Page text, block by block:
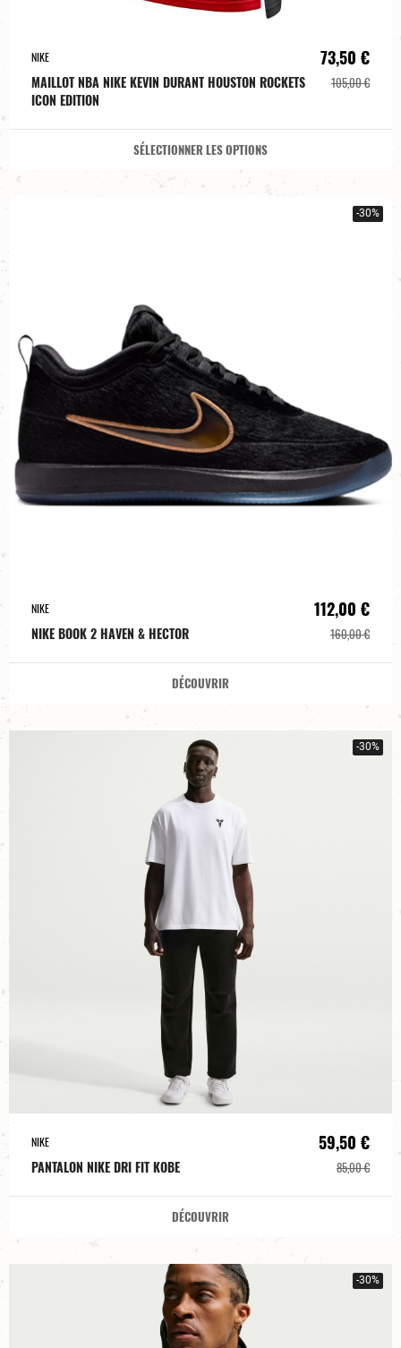
NIKE
MAILLOT NBA NIKE KEVIN DURANT HOUSTON ROCKETS
ICON EDITION
73,50 €
105,00 €
SÉLECTIONNER LES OPTIONS
-30%
NIKE
NIKE BOOK 2 HAVEN & HECTOR
112,00 €
160,00 €
DÉCOUVRIR
-30%
NIKE
PANTALON NIKE DRI FIT KOBE
59,50 €
85,00 €
DÉCOUVRIR
-30%